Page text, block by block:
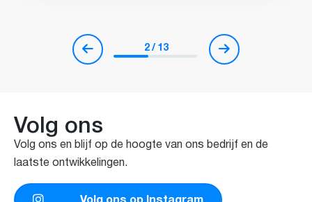
2/13
Volg ons
Volg ons en blijf op de hoogte van ons bedrijf en de
laatste ontwikkelingen.